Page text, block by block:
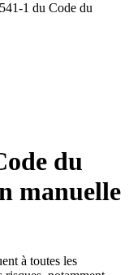
1 du Code du
du
manuelle
à toutes les